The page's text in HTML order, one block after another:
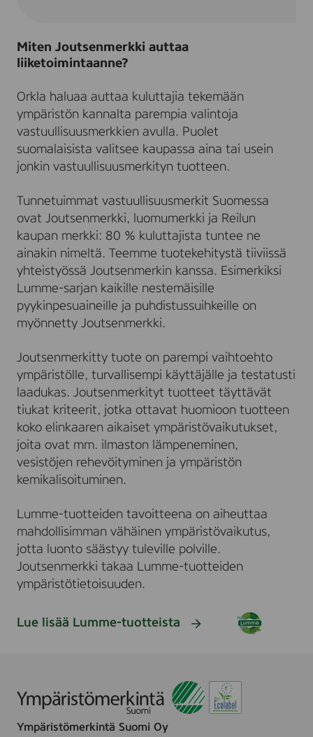
Miten Joutsenmerkki auttaa
liiketoimintaanne?
Orkla haluaa auttaa kuluttajia tekemään
ympäristön kannalta parempia valintoja
vastuullisuusmerkkien avulla. Puolet
suomalaisista valitsee kaupassa aina tai usein
jonkin vastuullisuusmerkityn tuotteen.
Tunnetuimmat vastuullisuusmerkit Suomessa
ovat Joutsenmerkki, luomumerkki ja Reilun
kaupan merkki: 80 % kuluttajista tuntee ne
ainakin nimeltä. Teemme tuotekehitystä tiiviissä
yhteistyössä Joutsenmerkin kanssa. Esimerkiksi
Lumme-sarjan kaikille nestemäisille
pyykinpesuaineille ja puhdistussuihkeille on
myönnetty Joutsenmerkki.
Joutsenmerkitty tuote on parempi vaihtoehto
ympäristölle, turvallisempi käyttäjälle ja testatusti
laadukas. Joutsenmerkityt tuotteet täyttävät
tiukat kriteerit, jotka ottavat huomioon tuotteen
koko elinkaaren aikaiset ympäristövaikutukset,
joita ovat mm. ilmaston lämpeneminen,
vesistöjen rehevöityminen ja ympäristön
kemikalisoituminen.
Lumme-tuotteiden tavoitteena on aiheuttaa
mahdollisimman vähäinen ympäristövaikutus,
jotta luonto säästyy tuleville polville.
Joutsenmerkki takaa Lumme-tuotteiden
ympäristötietoisuuden.
r
Lue lisää Lumme-tuotteista
Ympäristömerkintä Suomi Oy